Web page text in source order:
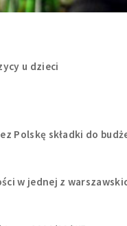
u dzieci
Polskę składki do
w jednej z